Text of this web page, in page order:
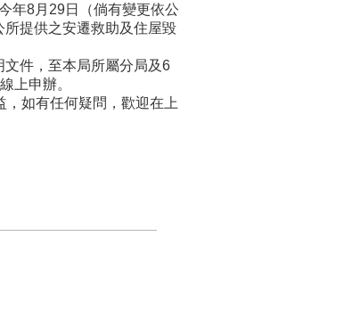
年8月29日（倘有變更依公
提供之安遷救助及住屋毀
件，至本局所屬分局及6
上申辦。
如有任何疑問，歡迎在上